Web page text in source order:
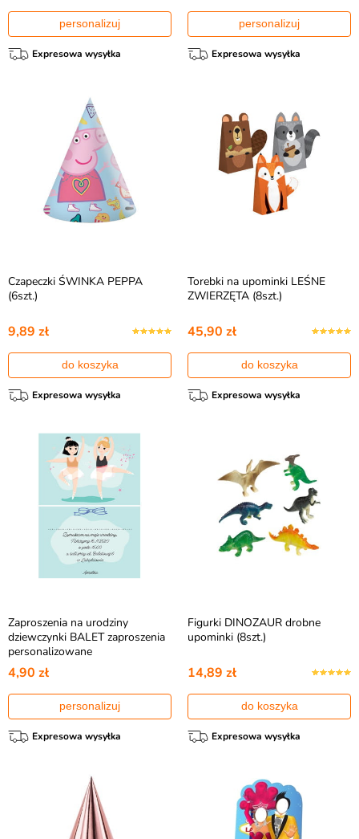
personalizuj
Expresowa wysyłka
personalizuj
Expresowa wysyłka
Czapeczki ŚWINKA PEPPA
(6szt.)
9,89 zł
do koszyka
Expresowa wysyłka
Torebki na upominki LEŚNE
ZWIERZĘTA (8szt.)
45,90 zł
do koszyka
Expresowa wysyłka
Zaproszenia na urodziny
dziewczynki BALET zaproszenia
personalizowane
4,90 zł
personalizuj
Expresowa wysyłka
Figurki DINOZAUR drobne
upominki (8szt.)
14,89 zł
do koszyka
Expresowa wysyłka